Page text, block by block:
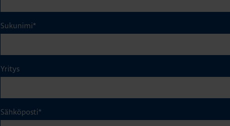
Sukunimi*
Yritys
Sähköposti*